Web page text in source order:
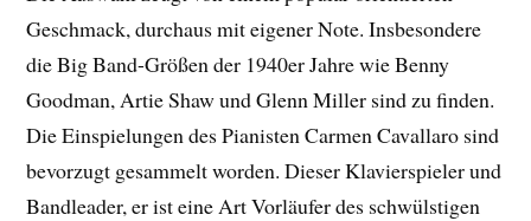
Geschmack, durchaus mit eigener Note. Insbesondere
die Big Band-Größen der 1940er Jahre wie Benny
Goodman, Artie Shaw und Glenn Miller sind zu finden.
Die Einspielungen des Pianisten Carmen Cavallaro sind
bevorzugt gesammelt worden. Dieser Klavierspieler und
Bandleader, er ist eine Art Vorläufer des schwülstigen